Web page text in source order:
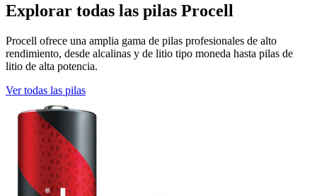
Explorar todas las pilas Procell
Procell ofrece una amplia gama de pilas profesionales de alto
rendimiento, desde alcalinas y de litio tipo moneda hasta pilas de
litio de alta potencia.
Ver todas las pilas